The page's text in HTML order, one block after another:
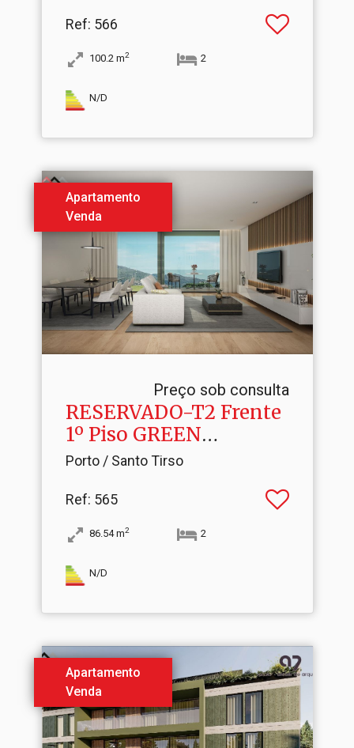
Ref: 566
100.2 m2 2
N/D
Apartamento
Venda
Preço sob consulta
RESERVADO-T2 Frente
1º Piso GREEN
STATION
Porto / Santo Tirso
Ref: 565
86.54m2 2
N/D
Apartamento
Venda